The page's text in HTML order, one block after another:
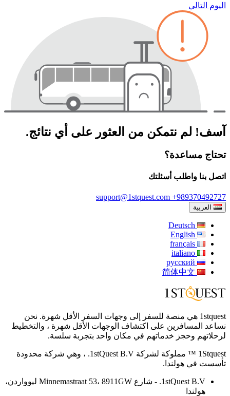
اليوم التالي
آسف! لم نتمكن من العثور على أي نتائج.
تحتاج مساعدة؟
اتصل بنا واطلب أسئلتك
support@1stquest.com +989370492727
العربية
1stquest هي منصة للسفر إلى وجهات السفر الأقل شهرة. نحن
نساعد المسافرين على اكتشاف الوجهات الأقل شهرة ، والتخطيط
لرحلاتهم وحجز خدماتهم في مكان واحد بتجربة سلسة.
1Stquest ™ مملوكة لشركة 1stQuest B.V. ، وهي شركة محدودة
تأسست في هولندا.
1stQuest B.V. - شارع Minnemastraat 53، 8911GW ليوواردن،
هولندا